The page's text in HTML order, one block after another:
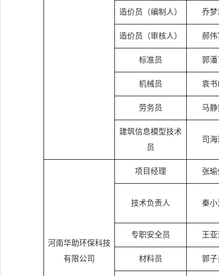
造价员（编制人） 乔梦
造价员（审核人） 郝伟
标准员 郭潘
机械员 袁书
劳务员 马静
建筑信息模型技术
员
司海
河南华助环保科技
有限公司
项目经理 张瑜
技术负责人 秦小
专职安全员 王
材料员 郭子